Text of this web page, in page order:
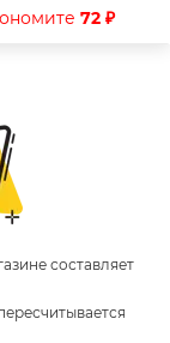
72 ₽
составляет